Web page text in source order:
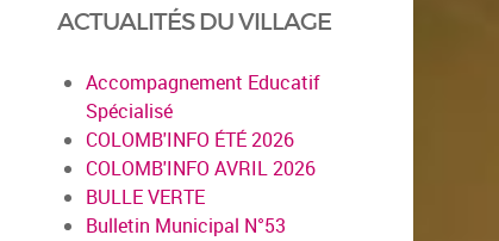
ACTUALITÉS DU VILLAGE
Accompagnement Educatif
Spécialisé
COLOMB'INFO ÉTÉ 2026
COLOMB'INFO AVRIL 2026
BULLE VERTE
Bulletin Municipal N°53